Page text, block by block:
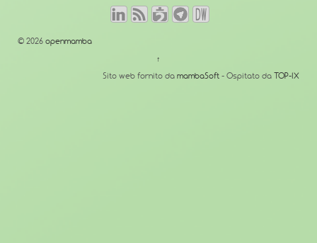
© 2026 openmamba
↑
Sito web fornito da mambaSoft - Ospitato da TOP-IX